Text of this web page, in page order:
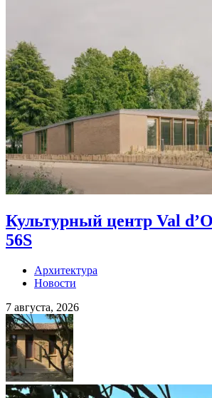
Культурный центр Val
56S
Архитектура
Новости
7 августа, 2026